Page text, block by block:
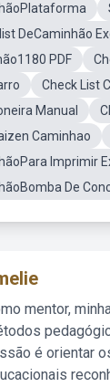
DeCaminhão
PDF
Check List
Manual
Caminhao
Imprimir
De
mentor,
é orientar